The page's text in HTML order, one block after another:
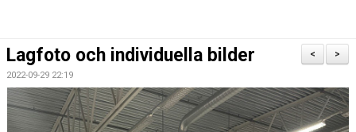
BILDGALLERI
DOKUMENT
>
<
Lagfoto och individuella bilder
2022-09-29 22:19